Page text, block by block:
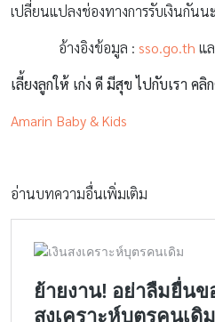
เปลี่ยนแปลงช่องทางการรับเงินกันน
อ้างอิงข้อมูล : sso.go.th แ
เลี้ยงลูกให้ เก่ง ดี มีสุข ไปกับเรา ค
Amarin Baby & Kids
อ่านบทความอื่นเพิ่มเติม